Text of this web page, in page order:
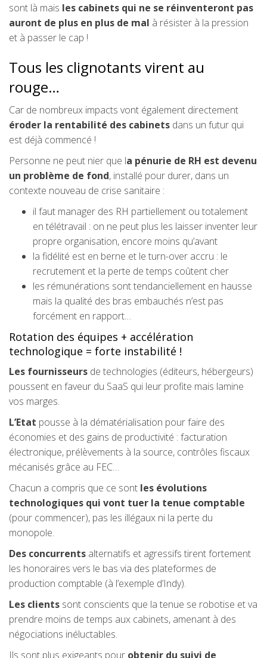
sont là mais les cabinets qui ne se réinventeront pas
auront de plus en plus de mal à résister à la pression
et à passer le cap !
Tous les clignotants virent au
rouge…
Car de nombreux impacts vont également directement
éroder la rentabilité des cabinets dans un futur qui
est déjà commencé !
Personne ne peut nier que la pénurie de RH est devenu
un problème de fond, installé pour durer, dans un
contexte nouveau de crise sanitaire :
il faut manager des RH partiellement ou totalement
en télétravail : on ne peut plus les laisser inventer leur
propre organisation, encore moins qu’avant
la fidélité est en berne et le turn-over accru : le
recrutement et la perte de temps coûtent cher
les rémunérations sont tendanciellement en hausse
mais la qualité des bras embauchés n’est pas
forcément en rapport…
Rotation des équipes + accélération
technologique = forte instabilité !
Les fournisseurs de technologies (éditeurs, hébergeurs)
poussent en faveur du SaaS qui leur profite mais lamine
vos marges.
L’Etat pousse à la dématérialisation pour faire des
économies et des gains de productivité : facturation
électronique, prélèvements à la source, contrôles fiscaux
mécanisés grâce au FEC…
Chacun a compris que ce sont les évolutions
technologiques qui vont tuer la tenue comptable
(pour commencer), pas les illégaux ni la perte du
monopole.
Des concurrents alternatifs et agressifs tirent fortement
les honoraires vers le bas via des plateformes de
production comptable (à l’exemple d’Indy).
Les clients sont conscients que la tenue se robotise et va
prendre moins de temps aux cabinets, amenant à des
négociations inéluctables.
Ils sont plus exigeants pour obtenir du suivi de